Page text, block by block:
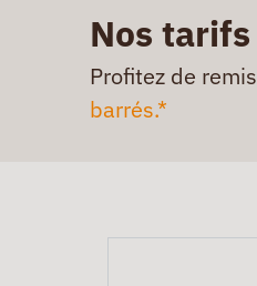
Nos
Profitez de
barrés.*